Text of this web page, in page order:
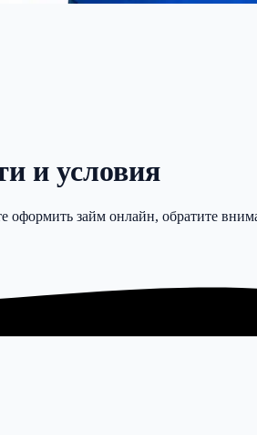
и условия
оформить займ онлайн, обратите